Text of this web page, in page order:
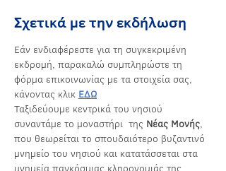
Σχετικά με την εκδήλωση
Eάν ενδιαφέρεστε για τη συγκεκριμένη
εκδρομή, παρακαλώ συμπληρώστε τη
φόρμα επικοινωνίας με τα στοιχεία σας,
κάνοντας κλικ ΕΔΩ
Ταξιδεύουμε κεντρικά του νησιού
συναντάμε το μοναστήρι  της Νέας Μονής,
που θεωρείται το σπουδαιότερο βυζαντινό
μνημείο του νησιού και κατατάσσεται στα
μνημεία παγκόσμιας κληρονομιάς της